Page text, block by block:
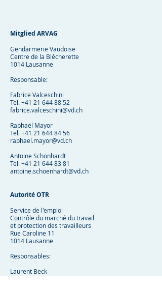
Mitglied ARVAG
Gendarmerie Vaudoise
Centre de la Blécherette
1014 Lausanne
Responsable:
Fabrice Valceschini
Tel. +41 21 644 88 52
fabrice.valceschini@vd.ch
Raphaël Mayor
Tel. +41 21 644 84 56
raphael.mayor@vd.ch
Antoine Schönhardt
Tel. +41 21 644 83 81
antoine.schoenhardt@vd.ch
Autorité OTR
Service de l'emploi
Contrôle du marché du travail
et protection des travailleurs
Rue Caroline 11
1014 Lausanne
Responsables:
Laurent Beck